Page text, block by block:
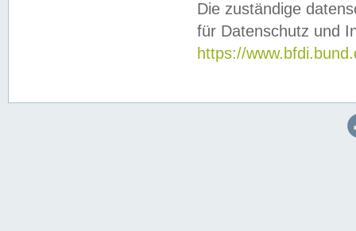
Die zuständige
für Datenschutz und
https://